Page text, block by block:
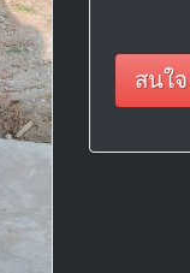
สนใ